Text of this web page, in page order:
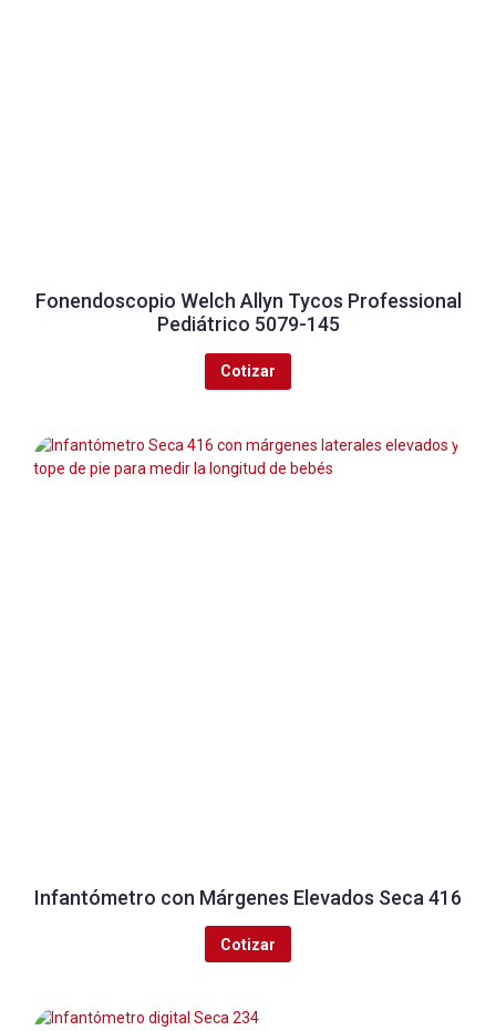
Fonendoscopio Welch Allyn Tycos Professional
Pediátrico 5079-145
Cotizar
Infantómetro con Márgenes Elevados Seca 416
Cotizar